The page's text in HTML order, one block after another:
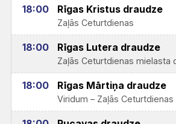
18:00 Rīgas Kristus draudze
Zaļās Ceturtdienas
18:00 Rīgas Lutera draudze
Zaļās Ceturtdienas mielasta
18:00 Rīgas Mārtiņa draudze
Viridum – Zaļās